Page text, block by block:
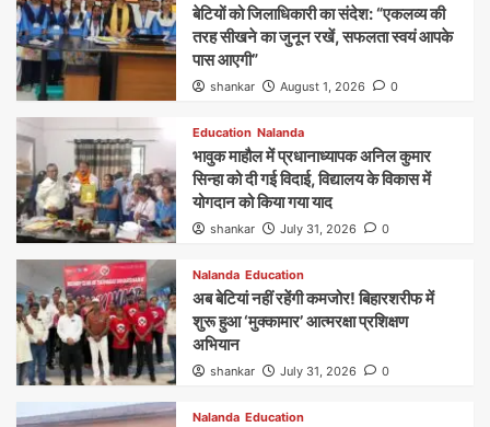
बेटियों को जिलाधिकारी का संदेश: “एकलव्य की
तरह सीखने का जुनून रखें, सफलता स्वयं आपके
पास आएगी”
shankar August 1, 2026 0
Education Nalanda
भावुक माहौल में प्रधानाध्यापक अनिल कुमार
सिन्हा को दी गई विदाई, विद्यालय के विकास में
योगदान को किया गया याद
shankar July 31, 2026 0
Nalanda Education
अब बेटियां नहीं रहेंगी कमजोर! बिहारशरीफ में
शुरू हुआ ‘मुक्कामार’ आत्मरक्षा प्रशिक्षण
अभियान
shankar July 31, 2026 0
Nalanda Education